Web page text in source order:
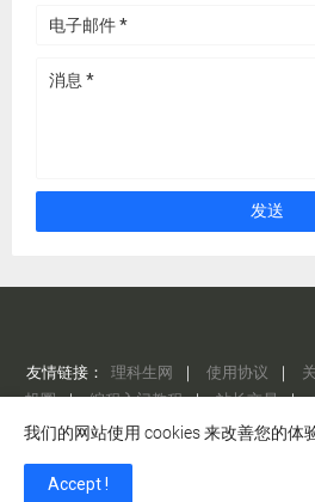
友情链接： 理科生网 ｜ 使用协议 ｜
投圈 ｜ 编程入门教程 ｜ 站长交易 ｜
统总裁 ｜ AI 工具集 ｜
Design by -理科生网站
但如有误或侵犯了您的合法权益，请随时与我
我们的网站使用 cookies 来改善您的体
Accept !